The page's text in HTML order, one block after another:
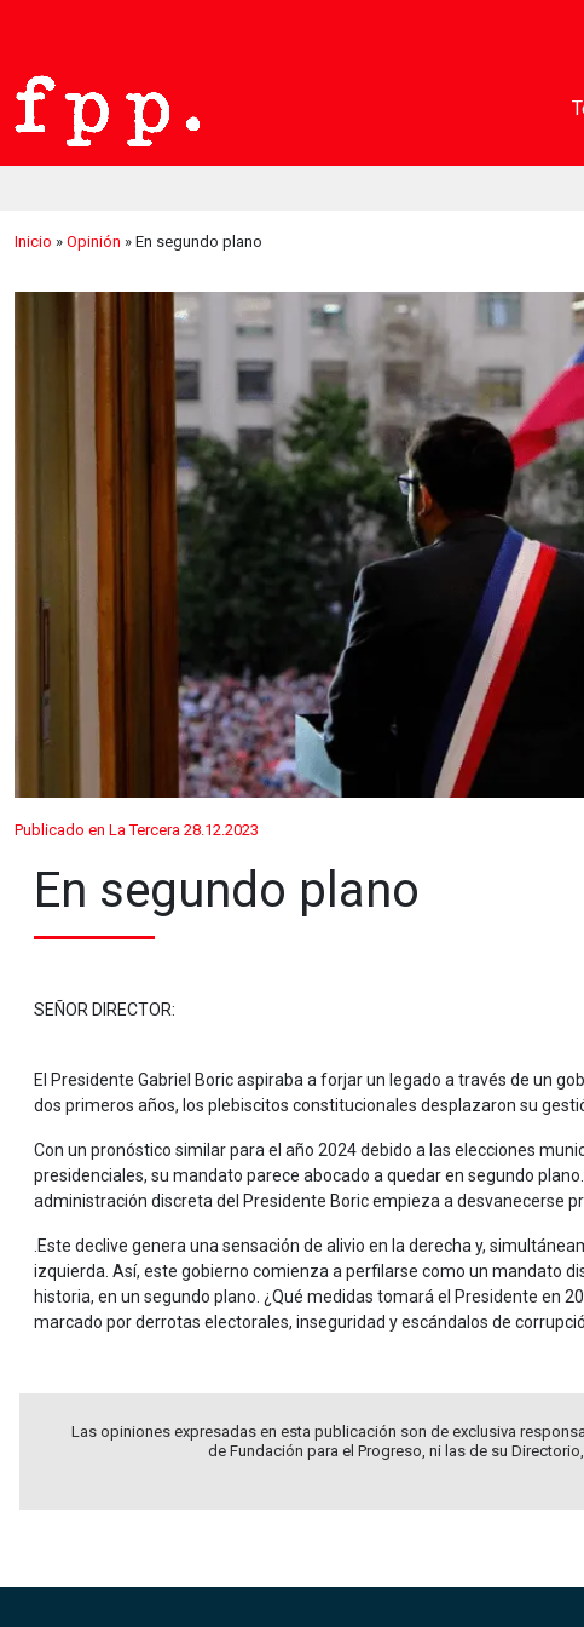
Inicio » Opinión » En segundo plano
Publicado en La Tercera 28.12.2023
En segundo plano
SEÑOR DIRECTOR:
El Presidente Gabriel Boric aspiraba a forjar un legado a través de un
dos primeros años, los plebiscitos constitucionales desplazaron su
Con un pronóstico similar para el año 2024 debido a las elecciones
presidenciales, su mandato parece abocado a quedar en segundo
administración discreta del Presidente Boric empieza a desvanecerse
.Este declive genera una sensación de alivio en la derecha y,
izquierda. Así, este gobierno comienza a perfilarse como un mandato
historia, en un segundo plano. ¿Qué medidas tomará el Presidente en
marcado por derrotas electorales, inseguridad y escándalos de
Las opiniones expresadas en esta publicación son de exclusiva
de Fundación para el Progreso, ni las de su